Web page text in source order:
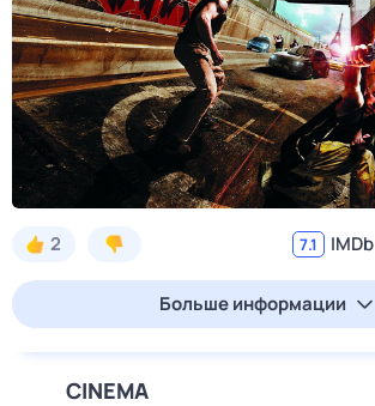
2 7.1 IMDb
Больше информации
CINEMA